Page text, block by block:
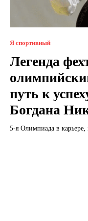
Я спортивный
Легенда
путь к
Богдана
5-я Олимпиада в карьере,